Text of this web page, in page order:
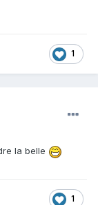
1
la belle
1